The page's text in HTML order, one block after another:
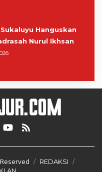
Hanguskan
Nurul Ikhsan
REDAKSI